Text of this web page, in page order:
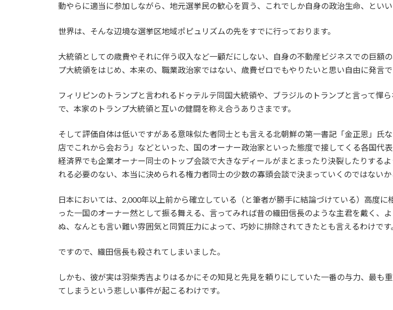
動やらに適当に参加しながら、地元選挙民の歓心を買う、これでしか自身の政治生命、とい
世界は、そんな辺境な選挙区地域ポピュリズムの先をすでに行っております。
大統領としての歳費やそれに伴う収入など一顧だにしない、自身の不動産ビジネスでの巨額
プ大統領をはじめ、本来の、職業政治家ではない、歳費ゼロでもやりたいと思い自由に発言
フィリピンのトランプと言われるドゥテルテ同国大統領や、ブラジルのトランプと言って憚
で、本家のトランプ大統領と互いの健闘を称え合うありさまです。
そして評価自体は低いですがある意味似た者同士とも言える北朝鮮の第一書記「金正恩」氏
店でこれから会おう」などといった、国のオーナー政治家といった態度で接してくる各国代
経済界でも企業オーナー同士のトップ会談で大きなディールがまとまったり決裂したりする
れる必要のない、本当に決められる権力者同士の少数の寡頭会談で決まっていくのではないか
日本においては、2,000年以上前から確立している（と筆者が勝手に結論づけている）高度
った一国のオーナー然として振る舞える、言ってみれば昔の織田信長のような主君を戴く、
ぬ、なんとも言い難い雰囲気と同質圧力によって、巧妙に排除されてきたとも言えるわけです
ですので、織田信長も殺されてしまいました。
しかも、彼が実は羽柴秀吉よりはるかにその知見と先見を頼りにしていた一番の与力、最も
てしまうという悲しい事件が起こるわけです。